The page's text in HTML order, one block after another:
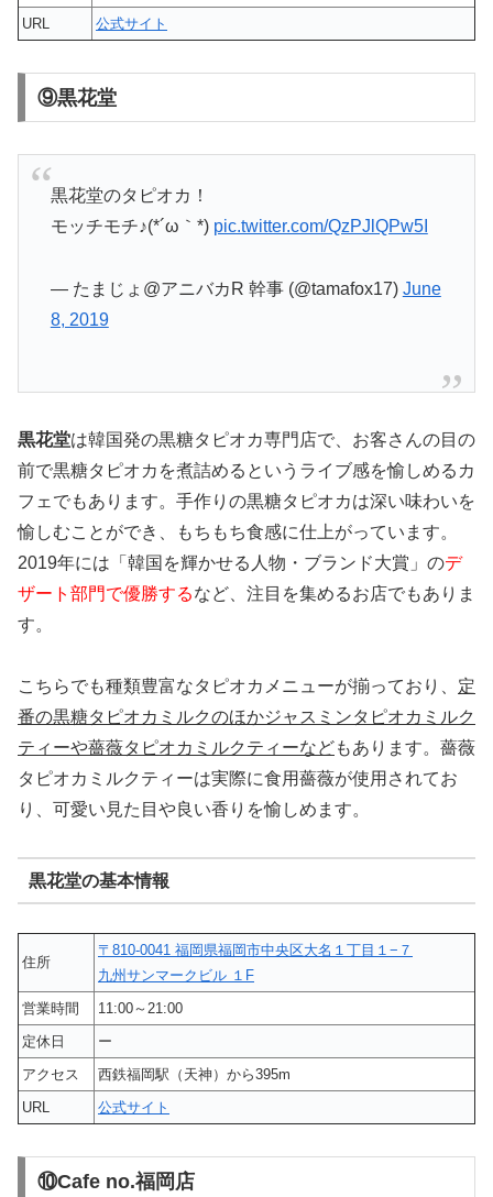
URL
公式サイト
⑨黒花堂
黒花堂のタピオカ！
モッチモチ♪(*´ω｀*) pic.twitter.com/QzPJlQPw5I
— たまじょ@アニバカR 幹事 (@tamafox17) June
8, 2019
黒花堂は韓国発の黒糖タピオカ専門店で、お客さんの目の
前で黒糖タピオカを煮詰めるというライブ感を愉しめるカ
フェでもあります。手作りの黒糖タピオカは深い味わいを
愉しむことができ、もちもち食感に仕上がっています。
2019年には「韓国を輝かせる人物・ブランド大賞」のデ
ザート部門で優勝するなど、注目を集めるお店でもありま
す。
こちらでも種類豊富なタピオカメニューが揃っており、 定
番の黒糖タピオカミルクのほかジャスミンタピオカミルク
ティーや薔薇タピオカミルクティーなどもあります。薔薇
タピオカミルクティーは実際に食用薔薇が使用されてお
り、可愛い見た目や良い香りを愉しめます。
黒花堂の基本情報
住所
〒810-0041 福岡県福岡市中央区大名１丁目１−７
九州サンマークビル １F
営業時間
11:00～21:00
定休日
ー
アクセス
西鉄福岡駅（天神）から395m
URL
公式サイト
⑩Cafe no.福岡店